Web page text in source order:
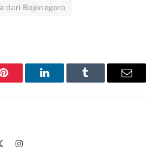
dari Bojonegoro
Pinterest LinkedInTumblr Email
Instagram